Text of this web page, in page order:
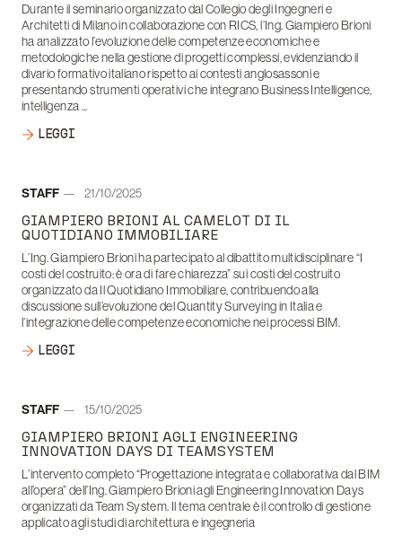
Durante il seminario organizzato dal Collegio degli Ingegneri e
Architetti di Milano in collaborazione con RICS, l’Ing. Giampiero Brioni
ha analizzato l’evoluzione delle competenze economiche e
metodologiche nella gestione di progetti complessi, evidenziando il
divario formativo italiano rispetto ai contesti anglosassoni e
presentando strumenti operativi che integrano Business Intelligence,
intelligenza ...
LEGGI
Autore:
STAFF
21/10/2025
GIAMPIERO BRIONI AL CAMELOT DI IL
QUOTIDIANO IMMOBILIARE
L’Ing. Giampiero Brioni ha partecipato al dibattito multidisciplinare “I
costi del costruito: è ora di fare chiarezza” sui costi del costruito
organizzato da Il Quotidiano Immobiliare, contribuendo alla
discussione sull’evoluzione del Quantity Surveying in Italia e
l’integrazione delle competenze economiche nei processi BIM.
LEGGI
Autore:
STAFF
15/10/2025
GIAMPIERO BRIONI AGLI ENGINEERING
INNOVATION DAYS DI TEAMSYSTEM
L’intervento completo “Progettazione integrata e collaborativa dal BIM
all’opera” dell’Ing. Giampiero Brioni agli Engineering Innovation Days
organizzati da Team System. Il tema centrale è il controllo di gestione
applicato agli studi di architettura e ingegneria